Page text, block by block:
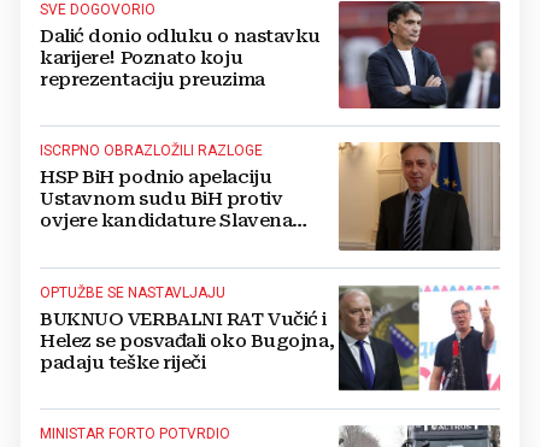
SVE DOGOVORIO
Dalić donio odluku o nastavku
karijere! Poznato koju
reprezentaciju preuzima
ISCRPNO OBRAZLOŽILI RAZLOGE
HSP BiH podnio apelaciju
Ustavnom sudu BiH protiv
ovjere kandidature Slavena
OPTUŽBE SE NASTAVLJAJU
BUKNUO VERBALNI RAT Vučić i
Helez se posvađali oko Bugojna,
padaju teške riječi
MINISTAR FORTO POTVRDIO